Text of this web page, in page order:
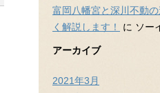
富岡八幡宮と深川不動
く解説します！
に ソー
アーカイブ
2021年3月